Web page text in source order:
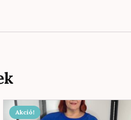
Akció!